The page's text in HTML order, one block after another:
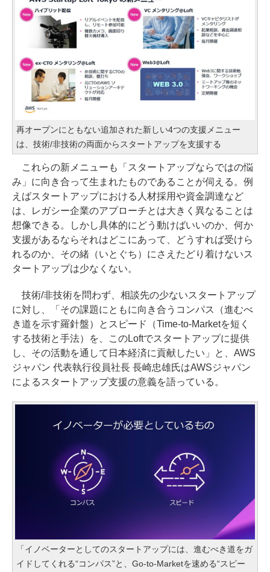
再オープンにともない追加された新しい4つの支援メニュー
は、技術/非技術の両面からスタートアップを支援する
これらの新メニューも「スタートアップならではの悩
み」に向き合って生まれたものであることが伺える。例
えばスタートアップにおける人材採用や資金調達など
は、レガシー企業のアプローチとは大きく異なることは
想像できる。しかし具体的にどう動けばいいのか、何か
支援があるならそれはどこにあって、どうすれば受けら
れるのか、その緒（いとぐち）にさえたどり着けないス
タートアップは少なくない。
技術/非技術を問わず、相談先の少ないスタートアップ
に対し、「その課題にともに向き合うコンパス（進むべ
き道を示す羅針盤）とスピード（Time-to-Marketを短く
する技術と手法）を、このLoftでスタートアップに提供
し、その活動を通して日本経済に貢献したい」と、AWS
ジャパン 代表執行役員社長 長崎忠雄氏はAWSジャパン
によるスタートアップ支援の意義を語っている。
「イノベーターとしてのスタートアップには、進むべき道をガ
イドしてくれる“コンパス”と、Go-to-Marketを速める“スピー